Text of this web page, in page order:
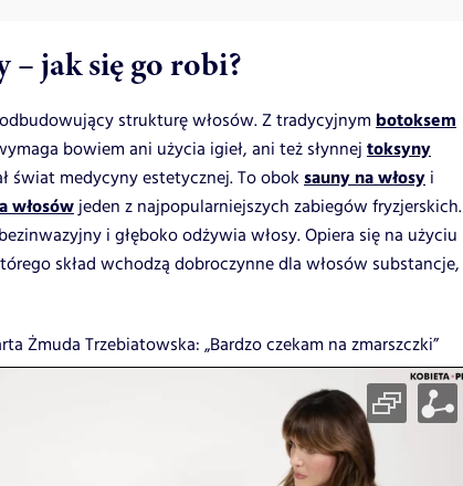
– jak się go robi?
strukturę włosów. Z tradycyjnym botoksem
bowiem ani użycia igieł, ani też słynnej toksyny
świat medycyny estetycznej. To obok sauny na włosy i
włosówjeden z najpopularniejszych zabiegów fryzjerskich.
i głęboko odżywia włosy. Opiera się na użyciu
skład wchodzą dobroczynne dla włosów substancje,
Żmuda Trzebiatowska: „Bardzo czekam na zmarszczki”